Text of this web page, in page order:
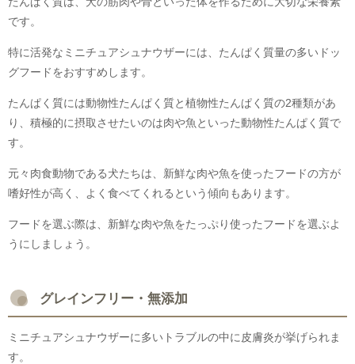
です。
特に活発なミニチュアシュナウザーには、たんぱく質量の多いドッ
グフードをおすすめします。
たんぱく質には動物性たんぱく質と植物性たんぱく質の2種類があ
り、積極的に摂取させたいのは肉や魚といった動物性たんぱく質で
す。
元々肉食動物である犬たちは、新鮮な肉や魚を使ったフードの方が
嗜好性が高く、よく食べてくれるという傾向もあります。
フードを選ぶ際は、新鮮な肉や魚をたっぷり使ったフードを選ぶよ
うにしましょう。
グレインフリー・無添加
ミニチュアシュナウザーに多いトラブルの中に皮膚炎が挙げられま
す。